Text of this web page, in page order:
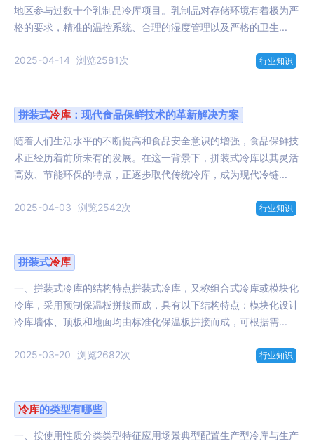
地区参与过数十个乳制品冷库项目。乳制品对存储环境有着极为严
格的要求，精准的温控系统、合理的湿度管理以及严格的卫生...
2025-04-14 浏览2581次 行业知识
拼装式冷库 ：现代食品保鲜技术的革新解决方案
随着人们生活水平的不断提高和食品安全意识的增强，食品保鲜技
术正经历着前所未有的发展。在这一背景下，拼装式冷库以其灵活
高效、节能环保的特点，正逐步取代传统冷库，成为现代冷链...
2025-04-03 浏览2542次 行业知识
拼装式冷库
一、拼装式冷库的结构特点拼装式冷库，又称组合式冷库或模块化
冷库，采用预制保温板拼接而成，具有以下结构特点：模块化设计
冷库墙体、顶板和地面均由标准化保温板拼接而成，可根据需...
2025-03-20 浏览2682次 行业知识
冷库的类型有哪些
一、按使用性质分类类型特征应用场景典型配置生产型冷库与生产